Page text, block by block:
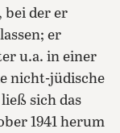
bei der er
er
u.a. in einer
nicht-jüdische
sich das
1941 herum